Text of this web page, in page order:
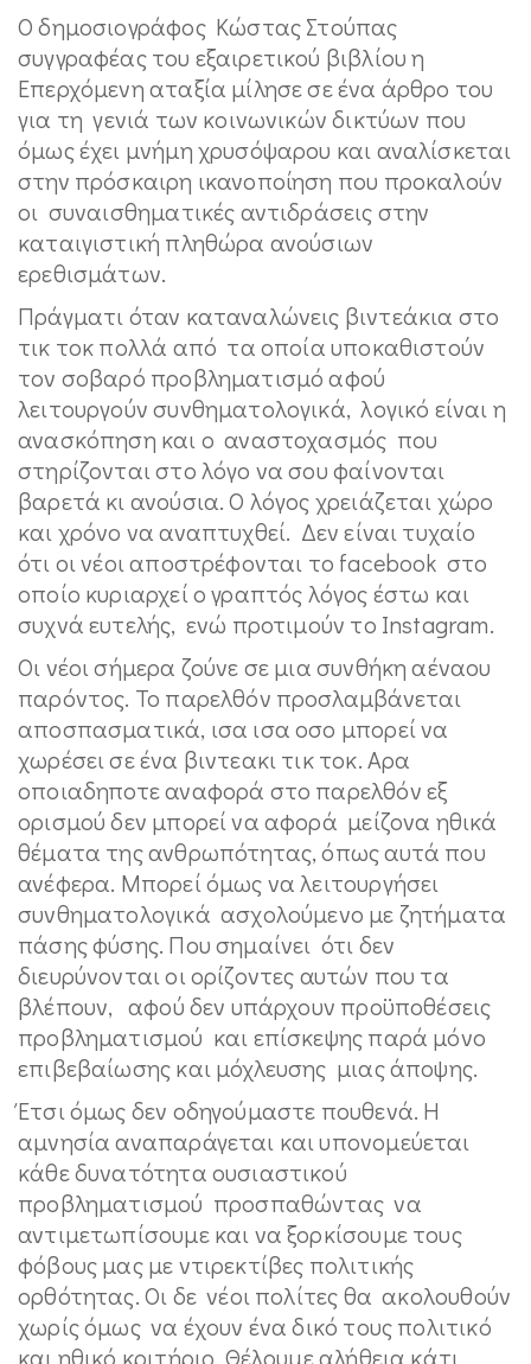
Ο δημοσιογράφος Κώστας Στούπας
συγγραφέας του εξαιρετικού βιβλίου η
Επερχόμενη αταξία μίλησε σε ένα άρθρο του
για τη γενιά των κοινωνικών δικτύων που
όμως έχει μνήμη χρυσόψαρου και αναλίσκεται
στην πρόσκαιρη ικανοποίηση που προκαλούν
οι συναισθηματικές αντιδράσεις στην
καταιγιστική πληθώρα ανούσιων
ερεθισμάτων.
Πράγματι όταν καταναλώνεις βιντεάκια στο
τικ τοκ πολλά από τα οποία υποκαθιστούν
τον σοβαρό προβληματισμό αφού
λειτουργούν συνθηματολογικά, λογικό είναι η
ανασκόπηση και ο αναστοχασμός που
στηρίζονται στο λόγο να σου φαίνονται
βαρετά κι ανούσια. Ο λόγος χρειάζεται χώρο
και χρόνο να αναπτυχθεί. Δεν είναι τυχαίο
ότι οι νέοι αποστρέφονται το facebook στο
οποίο κυριαρχεί ο γραπτός λόγος έστω και
συχνά ευτελής, ενώ προτιμούν το Instagram.
Οι νέοι σήμερα ζούνε σε μια συνθήκη αέναου
παρόντος. Το παρελθόν προσλαμβάνεται
αποσπασματικά, ισα ισα οσο μπορεί να
χωρέσει σε ένα βιντεακι τικ τοκ. Αρα
οποιαδηποτε αναφορά στο παρελθόν εξ
ορισμού δεν μπορεί να αφορά μείζονα ηθικά
θέματα της ανθρωπότητας, όπως αυτά που
ανέφερα. Μπορεί όμως να λειτουργήσει
συνθηματολογικά ασχολούμενο με ζητήματα
πάσης φύσης. Που σημαίνει ότι δεν
διευρύνονται οι ορίζοντες αυτών που τα
βλέπουν, αφού δεν υπάρχουν προϋποθέσεις
προβληματισμού και επίσκεψης παρά μόνο
επιβεβαίωσης και μόχλευσης μιας άποψης.
Έτσι όμως δεν οδηγούμαστε πουθενά. Η
αμνησία αναπαράγεται και υπονομεύεται
κάθε δυνατότητα ουσιαστικού
προβληματισμού προσπαθώντας να
αντιμετωπίσουμε και να ξορκίσουμε τους
φόβους μας με ντιρεκτίβες πολιτικής
ορθότητας. Οι δε νέοι πολίτες θα ακολουθούν
χωρίς όμως να έχουν ένα δικό τους πολιτικό
και ηθικό κριτήριο. Θέλουμε αλήθεια κάτι